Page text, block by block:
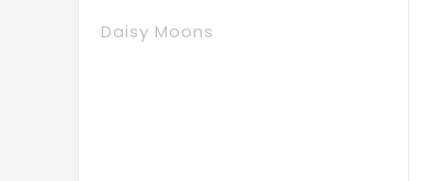
Daisy Moons